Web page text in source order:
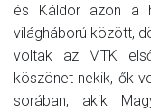
és Káldor azon a
világháború között,
voltak az MTK
köszönet nekik, ők
sorában, akik